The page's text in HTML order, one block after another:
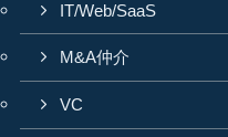
IT/Web/SaaS
M&A仲介
VC